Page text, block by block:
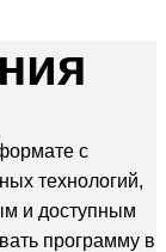
с
технологий,
и доступным
программу в